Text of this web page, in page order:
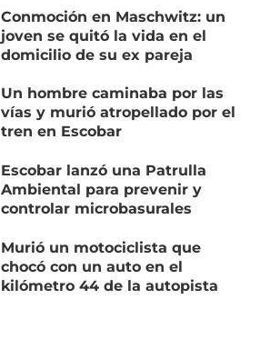
Conmoción en Maschwitz: un
joven se quitó la vida en el
domicilio de su ex pareja
Un hombre caminaba por las
vías y murió atropellado por el
tren en Escobar
Escobar lanzó una Patrulla
Ambiental para prevenir y
controlar microbasurales
Murió un motociclista que
chocó con un auto en el
kilómetro 44 de la autopista